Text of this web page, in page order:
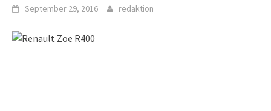
September 29, 2016 redaktion